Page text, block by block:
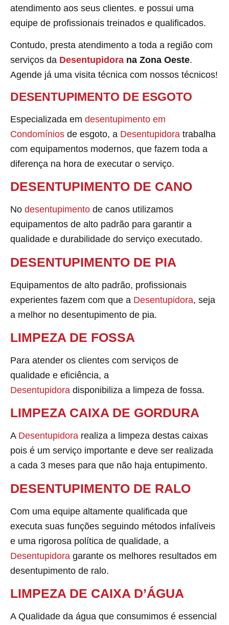
atendimento aos seus clientes. e possui uma
equipe de profissionais treinados e qualificados.
Contudo, presta atendimento a toda a região com
serviços da Desentupidora na Zona Oeste.
Agende já uma visita técnica com nossos técnicos!
DESENTUPIMENTO DE ESGOTO
Especializada em desentupimento em
Condomínios de esgoto, a Desentupidora trabalha
com equipamentos modernos, que fazem toda a
diferença na hora de executar o serviço.
DESENTUPIMENTO DE CANO
No desentupimento de canos utilizamos
equipamentos de alto padrão para garantir a
qualidade e durabilidade do serviço executado.
DESENTUPIMENTO DE PIA
Equipamentos de alto padrão, profissionais
experientes fazem com que a Desentupidora, seja
a melhor no desentupimento de pia.
LIMPEZA DE FOSSA
Para atender os clientes com serviços de
qualidade e eficiência, a
Desentupidora disponibiliza a limpeza de fossa.
LIMPEZA CAIXA DE GORDURA
A Desentupidora realiza a limpeza destas caixas
pois é um serviço importante e deve ser realizada
a cada 3 meses para que não haja entupimento.
DESENTUPIMENTO DE RALO
Com uma equipe altamente qualificada que
executa suas funções seguindo métodos infalíveis
e uma rigorosa política de qualidade, a
Desentupidora garante os melhores resultados em
desentupimento de ralo.
LIMPEZA DE CAIXA D’ÁGUA
A Qualidade da água que consumimos é essencial